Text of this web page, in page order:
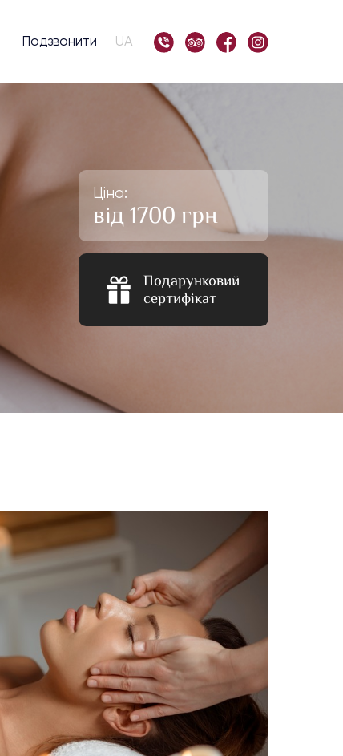
Подзвонити UA
Ціна:
від 1700 грн
Подарунковий
сертифікат